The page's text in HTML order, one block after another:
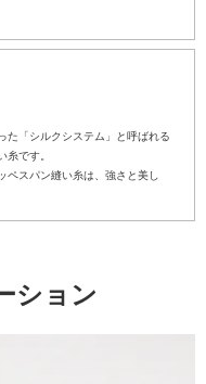
た「シルクシステム」と呼ばれる
です。
ペスパン縫い糸は、強さと美し
ション